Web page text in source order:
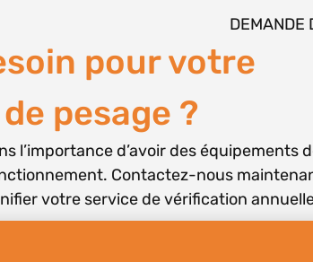
DEMANDE
pour votre
pesage ?
l’importance d’avoir des équipements
Contactez-nous
votre service de vérification